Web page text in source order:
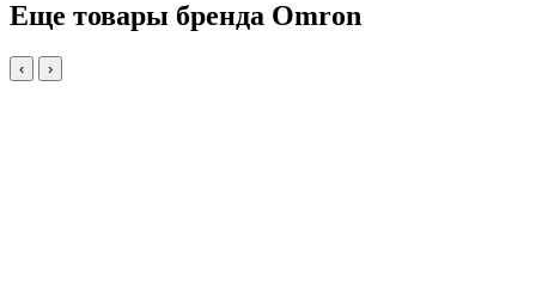
Еще товары бренда Omron
‹ ›